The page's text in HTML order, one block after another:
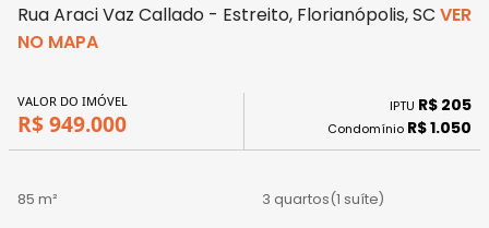
Rua Araci Vaz Callado - Estreito, Florianópolis, SC VER
NO MAPA
VALOR DO IMÓVEL
R$ 949.000
IPTU R$ 205
Condomínio R$ 1.050
85 m² 3 quartos(1 suíte)